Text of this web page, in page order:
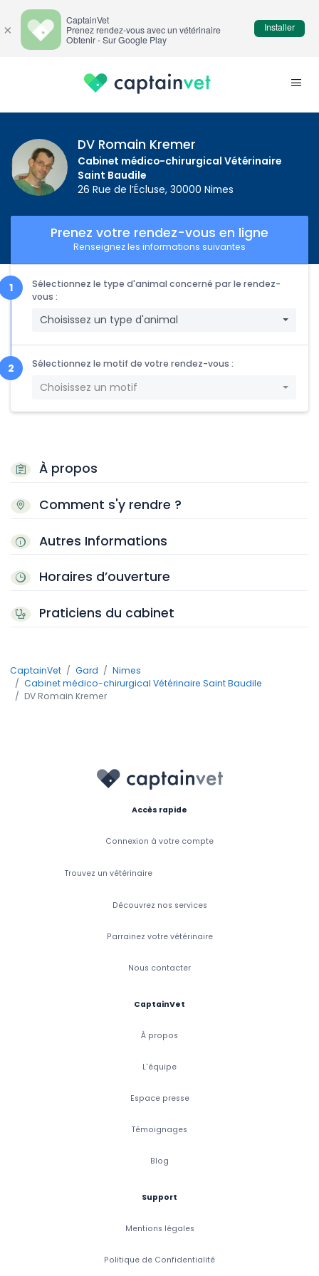
DV Romain Kremer
Cabinet médico-chirurgical Vétérinaire
Saint Baudile
26 Rue de l’Écluse, 30000 Nimes
À propos
Comment s'y rendre ?
Autres Informations
Horaires d’ouverture
Praticiens du cabinet
Prenez votre rendez-vous en ligne
Renseignez les informations suivantes
Sélectionnez le type d'animal concerné par le rendez-
vous :
Choisissez un type d'animal
Sélectionnez le motif de votre rendez-vous :
Choisissez un motif
CaptainVet Gard
Nimes
Cabinet médico-chirurgical Vétérinaire Saint Baudile
DV Romain Kremer
Accès rapide
Connexion à votre compte
Trouvez un vétérinaire
Découvrez nos services
Parrainez votre vétérinaire
Nous contacter
CaptainVet
À propos
L'équipe
Espace presse
Témoignages
Blog
Support
Mentions légales
Politique de Confidentialité
×
CaptainVet
Prenez rendez-vous avec un vétérinaire
Obtenir - Sur Google Play
Installer